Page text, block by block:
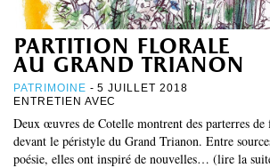
partition florale
au grand trianon
PATRIMOINE - 5 JUILLET 2018
ENTRETIEN AVEC
Deux œuvres de Cotelle montrent des parterres de
devant le péristyle du Grand Trianon. Entre
poésie, elles ont inspiré de nouvelles… (lire la